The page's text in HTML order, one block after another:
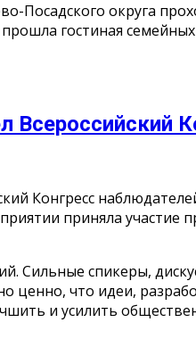
Посадского округа
гостиная
Всероссийский
Конгресс
приняла участие
Сильные спикеры,
ценно, что идеи,
и усилить